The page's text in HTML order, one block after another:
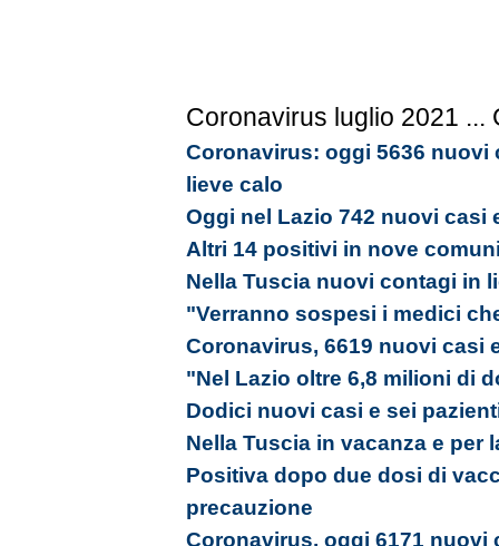
Coronavirus luglio 2021 ...
Coronavirus: oggi 5636 nuovi
lieve calo
Oggi nel Lazio 742 nuovi casi
Altri 14 positivi in nove
Nella Tuscia nuovi contagi in
"Verranno sospesi i medici
Coronavirus, 6619 nuovi casi
"Nel Lazio oltre 6,8 milioni di
Dodici nuovi casi e sei
Nella Tuscia in vacanza e
Positiva dopo due dosi di
precauzione
Coronavirus, oggi 6171 nuovi